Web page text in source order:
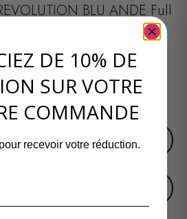
BLU ANDE Full
EMILGROUP ©
SURFACE EN M²
DE 10% DE
SUR VOTRE
COMMANDE
recevoir votre réduction.